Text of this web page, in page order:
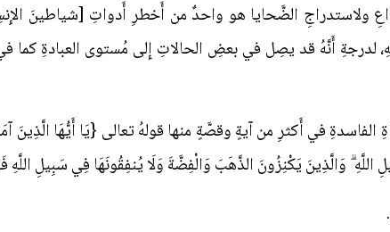
ولاستدراجِ الضَّحايا هو واحدٌ من أَخطرِ أَدواتِ [شياطينَ
لدرجةِ أَنَّهُ قد يصِل في بعضِ الحالاتِ إِلى مُستوى العبادةِ كما
الفاسدةِ في أَكثرِ من آيةٍ وقصَّةٍ منها قولهُ تعالى {يَا أَيُّهَا الَّذِينَ
وَالَّذِينَ يَكْنِزُونَ الذَّهَبَ وَالْفِضَّةَ وَلَا يُنفِقُونَهَا فِي سَبِيلِ